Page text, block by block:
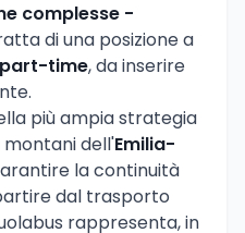
complesse -
di una posizione a
time, da inserire
più ampia strategia
montani dell'Emilia-
la continuità
dal trasporto
rappresenta, in